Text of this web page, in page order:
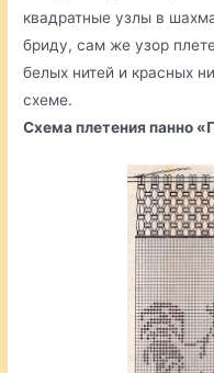
квадратные узлы в
бриду, сам же узор
белых нитей и красных
схеме.
Схема плетения панно